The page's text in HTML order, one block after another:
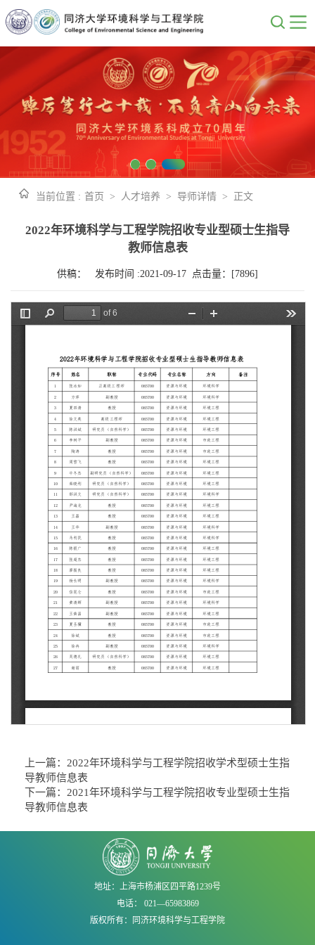
当前位置 : 首页 > 人才培养 > 导师详情 > 正文
2022年环境科学与工程学院招收专业型硕士生指导
教师信息表
供稿： 发布时间 :2021-09-17 点击量：[7896]
上一篇： 2022年环境科学与工程学院招收学术型硕士生指
导教师信息表
下一篇： 2021年环境科学与工程学院招收专业型硕士生指
导教师信息表
地址：上海市杨浦区四平路1239号
电话： 021—65983869
版权所有：同济环境科学与工程学院